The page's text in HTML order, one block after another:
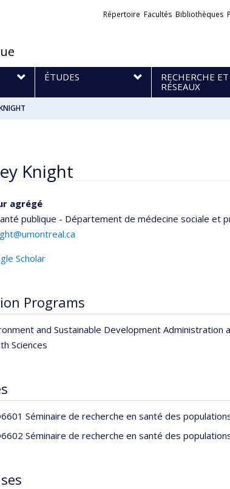
Liens
Répertoire Facultés Bibliothèques
ÉTUDES
RECHERCHE ET
RÉSEAUX
Knight
agrégé
publique - Département de médecine sociale et
Scholar
Programs
and Sustainable Development Administration
Sciences
Séminaire de recherche en santé des
Séminaire de recherche en santé des